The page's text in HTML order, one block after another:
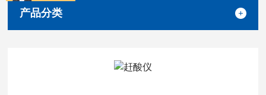
产品分类